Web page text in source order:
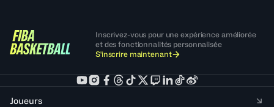
Inscrivez-vous pour une expérience améliorée
et des fonctionnalités personnalisée
S'inscrire maintenant
Joueurs